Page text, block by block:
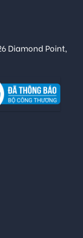
Diamond Point,